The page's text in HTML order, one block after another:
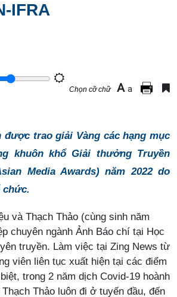
IFRA
Chọn cỡ chữ A a
trao giải Vàng các hạng mục
khuôn khổ Giải thưởng Truyền
Media Awards) năm 2022 do
chức.
và Thạch Thảo (cùng sinh năm
chuyên ngành Ảnh Báo chí tại Học
truyền. Làm việc tại Zing News từ
viên liên tục xuất hiện tại các điểm
trong 2 năm dịch Covid-19 hoành
Thảo luôn đi ở tuyến đầu, đến